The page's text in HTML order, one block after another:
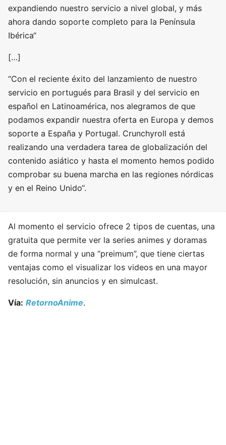
expandiendo nuestro servicio a nivel global, y más
ahora dando soporte completo para la Península
Ibérica“
[…]
“Con el reciente éxito del lanzamiento de nuestro
servicio en portugués para Brasil y del servicio en
español en Latinoamérica, nos alegramos de que
podamos expandir nuestra oferta en Europa y demos
soporte a España y Portugal. Crunchyroll está
realizando una verdadera tarea de globalización del
contenido asiático y hasta el momento hemos podido
comprobar su buena marcha en las regiones nórdicas
y en el Reino Unido“.
Al momento el servicio ofrece 2 tipos de cuentas, una
gratuita que permite ver la series animes y doramas
de forma normal y una “preimum”, que tiene ciertas
ventajas como el visualizar los videos en una mayor
resolución, sin anuncios y en simulcast.
Vía: RetornoAnime.